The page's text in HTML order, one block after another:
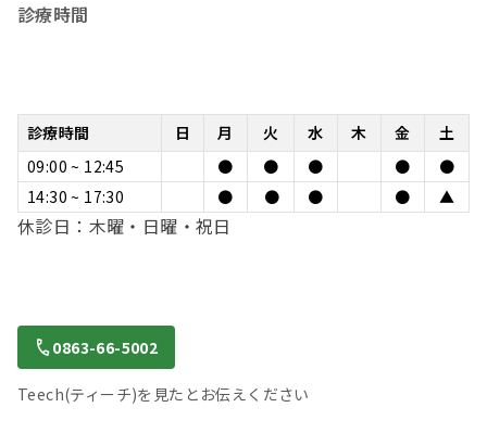
診療時間
診療時間 日 月 火 水 木 金
土
09:00 ~ 12:45
● ● ● ●
●
14:30 ~ 17:30
● ● ● ● ▲
休診日：木曜・日曜・祝日
0863-66-5002
Teech(ティーチ)を見たとお伝えください